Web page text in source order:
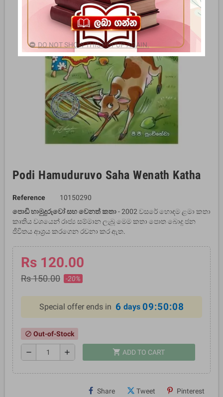
Podi Hamuduruvo Saha Wenath Katha
Reference
10150290
පොඩි හාමුදුරුවෝ සහ වෙනත් කතා- 2002 වසරේ හොඳම ළමා කතා
කෘතිය වශයෙන් රාජ්‍ය සම්මාන ලැබූ මෙම කතා පොත බොදු ජන
ජීවිතය ආශ්‍රය කරගෙන රචනා කර ඇත.
Rs 120.00
Rs 150.00 -20%
Special offer ends in 6 days 09:50:08
block Out-of-Stock
remove add shopping_cart ADD TO CART
Share Tweet Pinterest
DO NOT SHOW THIS POPUP AGAIN.